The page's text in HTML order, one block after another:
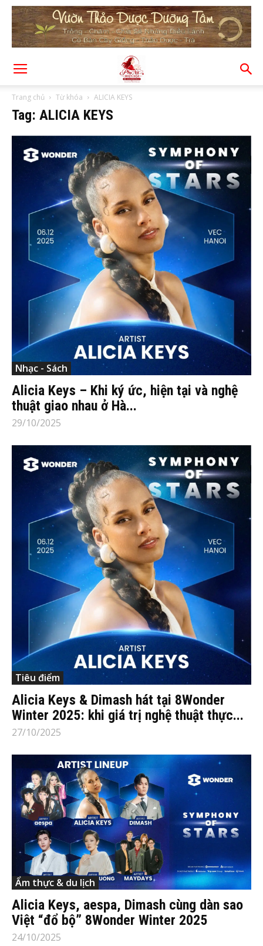
Trang chủ Từ khóa ALICIA KEYS
Tag: ALICIA KEYS
Nhạc - Sách
Alicia Keys – Khi ký ức, hiện tại và nghệ
thuật giao nhau ở Hà...
29/10/2025
Tiêu điểm
Alicia Keys & Dimash hát tại 8Wonder
Winter 2025: khi giá trị nghệ thuật thực...
27/10/2025
Ẩm thực & du lịch
Alicia Keys, aespa, Dimash cùng dàn sao
Việt “đổ bộ” 8Wonder Winter 2025
24/10/2025